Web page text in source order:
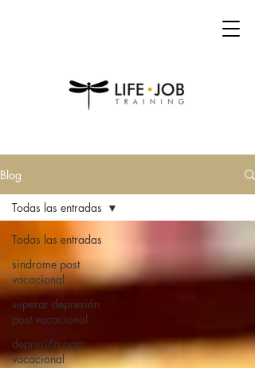
Blog
Todas las entradas
sindrome post
vacacional
superar depresión
post vacacional
depresión post
vacacional
Todas las entradas